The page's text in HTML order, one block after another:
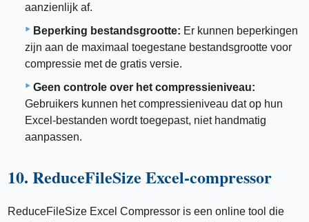
aanzienlijk af.
Beperking bestandsgrootte: Er kunnen beperkingen
zijn aan de maximaal toegestane bestandsgrootte voor
compressie met de gratis versie.
Geen controle over het compressieniveau:
Gebruikers kunnen het compressieniveau dat op hun
Excel-bestanden wordt toegepast, niet handmatig
aanpassen.
10. ReduceFileSize Excel-compressor
ReduceFileSize Excel Compressor is een online tool die